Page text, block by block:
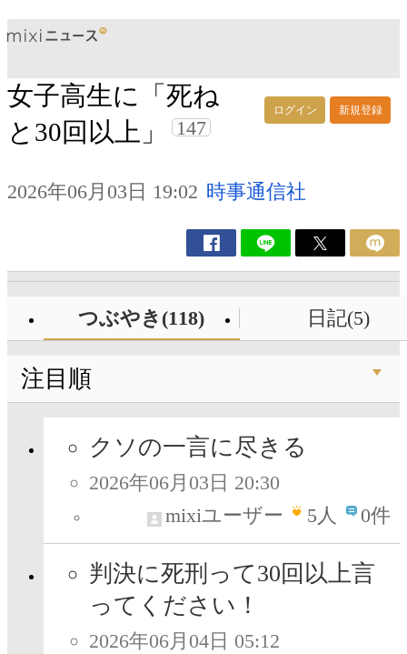
ログイン 新規登録
女子高生に「死ね
と30回以上」
147
2026年06月03日 19:02 時事通信社
つぶやき(118) 日記(5)
注目順
クソの一言に尽きる
2026年06月03日 20:30
mixiユーザー
5人 0件
判決に死刑って30回以上言
ってください！
2026年06月04日 05:12